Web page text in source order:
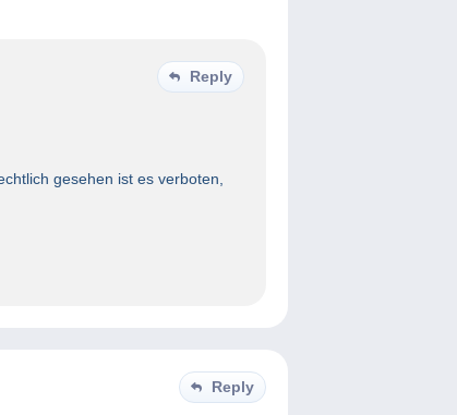
Reply
gesehen ist es verboten,
Reply